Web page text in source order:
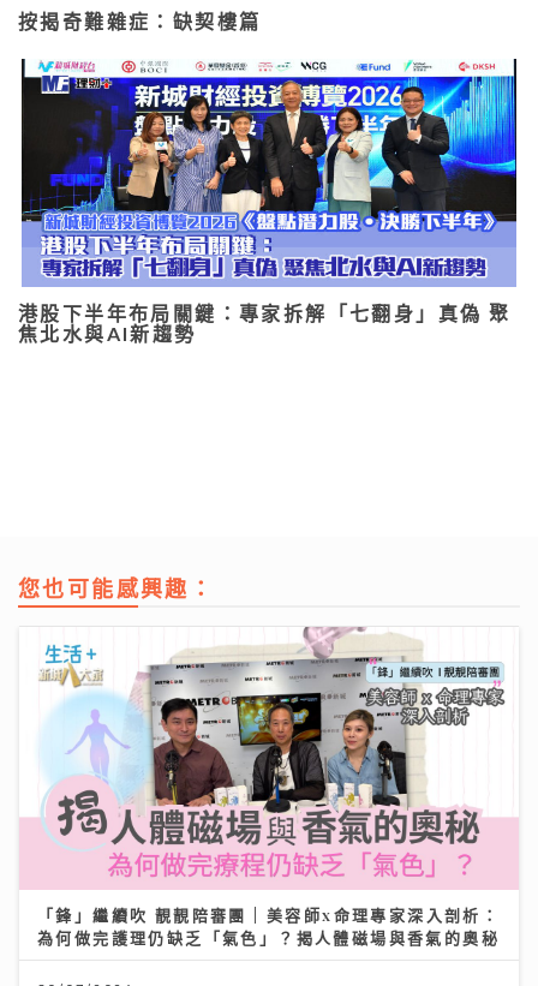
按揭奇難雜症：缺契樓篇
港股下半年布局關鍵：專家拆解「七翻身」真偽 聚
焦北水與AI新趨勢
您也可能感興趣：
「鋒」繼續吹 靚靚陪審團 | 美容師x命理專家深入剖析：
為何做完護理仍缺乏「氣色」？揭人體磁場與香氣的奧秘